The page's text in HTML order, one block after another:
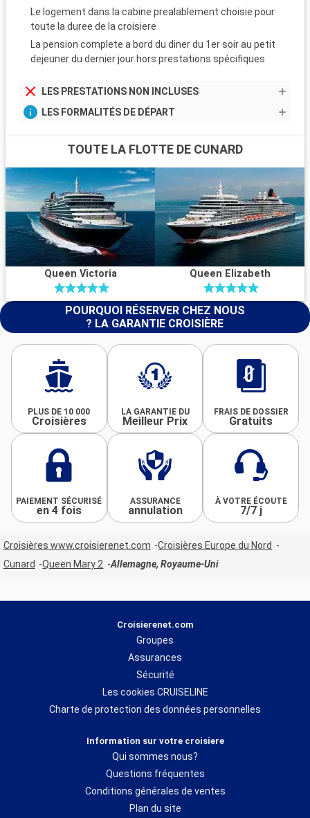
Le logement dans la cabine prealablement choisie pour
toute la duree de la croisiere
La pension complete a bord du diner du 1er soir au petit
dejeuner du dernier jour hors prestations spécifiques
LES PRESTATIONS NON INCLUSES
LES FORMALITÉS DE DÉPART
TOUTE LA FLOTTE DE CUNARD
Queen Victoria Queen Elizabeth
POURQUOI RÉSERVER CHEZ NOUS
? LA GARANTIE CROISIÈRE
PLUS DE 10 000
Croisières
LA GARANTIE DU
Meilleur Prix
FRAIS DE DOSSIER
Gratuits
PAIEMENT SÉCURISÉ
en 4 fois
ASSURANCE
annulation
À VOTRE ÉCOUTE
7/7 j
Croisières www.croisierenet.com
Croisières Europe du Nord
Cunard
Queen Mary 2 Allemagne, Royaume-Uni
Croisierenet.com
Groupes
Assurances
Sécurité
Les cookies CRUISELINE
Charte de protection des données personnelles
Information sur votre croisiere
Qui sommes nous?
Questions fréquentes
Conditions générales de ventes
Plan du site